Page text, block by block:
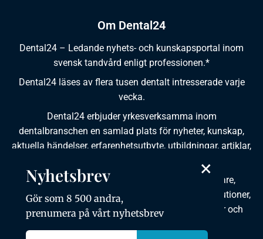
Om Dental24
Dental24 – Ledande nyhets- och kunskapsportal inom
svensk tandvård enligt professionen.*
Dental24 läses av flera tusen dentalt intresserade varje
vecka.
Dental24 erbjuder yrkesverksamma inom
dentalbranschen en samlad plats för nyheter, kunskap,
aktuella händelser, erfarenhetsutbyte, utbildningar, artiklar,
Dental24 produceras i samverkan med tandläkare,
tandhygienister, tandsköterskor, tandtekniker, institutioner,
kursgivare, föreningar, organisationer, leverantörer och
×
Nyhetsbrev
Gör som 8 500 andra,
prenumera på vårt nyhetsbrev